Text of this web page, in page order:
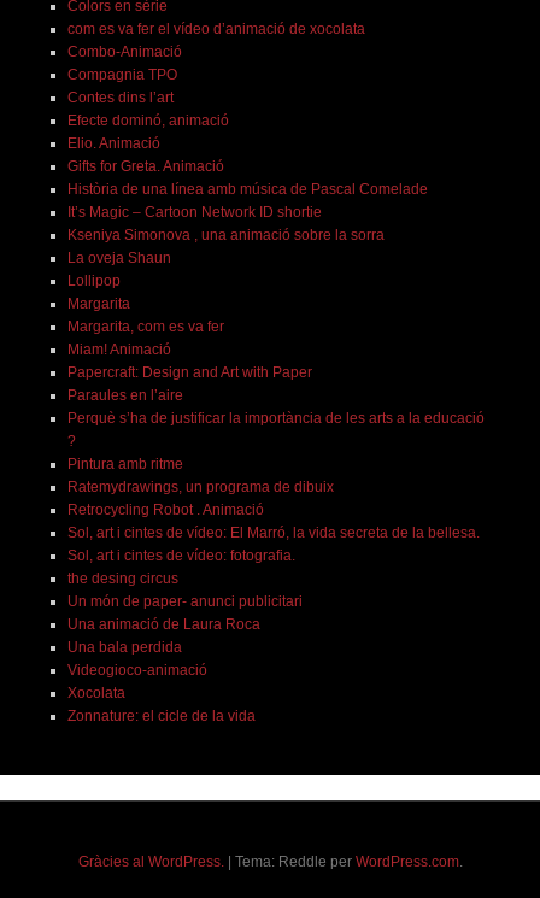
Colors en sèrie
com es va fer el vídeo d’animació de xocolata
Combo-Animació
Compagnia TPO
Contes dins l’art
Efecte dominó, animació
Elio. Animació
Gifts for Greta. Animació
Història de una línea amb música de Pascal Comelade
It’s Magic – Cartoon Network ID shortie
Kseniya Simonova , una animació sobre la sorra
La oveja Shaun
Lollipop
Margarita
Margarita, com es va fer
Miam! Animació
Papercraft: Design and Art with Paper
Paraules en l’aire
Perquè s’ha de justificar la importància de les arts a la educació
?
Pintura amb ritme
Ratemydrawings, un programa de dibuix
Retrocycling Robot . Animació
Sol, art i cintes de vídeo: El Marró, la vida secreta de la bellesa.
Sol, art i cintes de vídeo: fotografia.
the desing circus
Un món de paper- anunci publicitari
Una animació de Laura Roca
Una bala perdida
Videogioco-animació
Xocolata
Zonnature: el cicle de la vida
Gràcies al WordPress. Tema: Reddle per WordPress.com.